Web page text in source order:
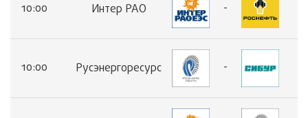
10:00 Интер РАО -
10:00 Русэнергоресурс -